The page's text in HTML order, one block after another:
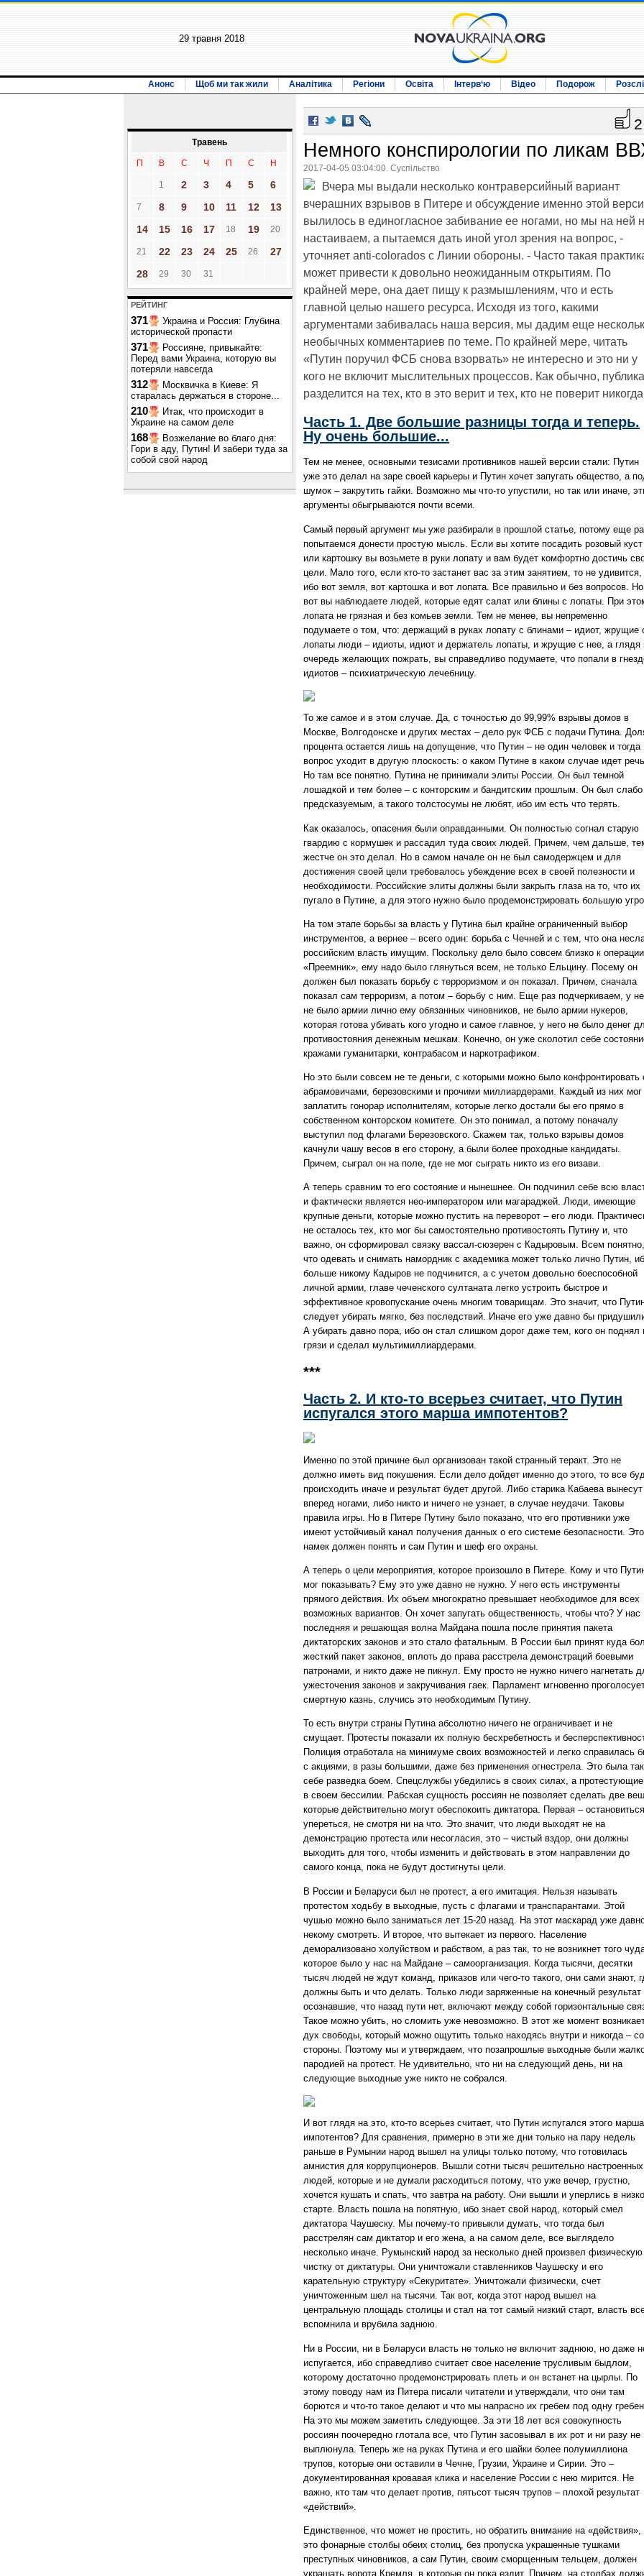
29 травня 2018
Анонс Щоб ми так жили Аналітика Регіони Освіта Інтерв‘ю Відео Подорож
Травень
П В С Ч П С Н
1 2 3 4 5 6
7 8 9 10 11 12
13
14
15 16 17 18 19 20
21 22 23 24 25 26
27
28
29 30 31
РЕЙТИНГ
371
Украина и Россия: Глубина
исторической пропасти
371
Россияне, привыкайте:
Перед вами Украина, которую вы
потеряли навсегда
312
Москвичка в Киеве: Я
старалась держаться в стороне...
210
Итак, что происходит в
Украине на самом деле
168
Возжелание во благо дня:
Гори в аду, Путин! И забери туда за
собой свой народ
2
Немного конспирологии по ликам
2017-04-05 03:04:00. Суспільство
Вчера мы выдали несколько контраверсийный вариант
вчерашних взрывов в Питере и обсуждение именно этой
вылилось в единогласное забивание ее ногами, но мы на ней
настаиваем, а пытаемся дать иной угол зрения на вопрос, -
уточняет anti-colorados с Линии обороны. - Часто такая
может привести к довольно неожиданным открытиям. По
крайней мере, она дает пищу к размышлениям, что и есть
главной целью нашего ресурса. Исходя из того, какими
аргументами забивалась наша версия, мы дадим еще
необычных комментариев по теме. По крайней мере, читать
«Путин поручил ФСБ снова взорвать» не интересно и это ни у
кого не включит мыслительных процессов. Как обычно, публика
разделится на тех, кто в это верит и тех, кто не поверит
Часть 1. Две большие разницы тогда и теперь.
Ну очень большие...
Тем не менее, основными тезисами противников нашей версии стали: Путин
уже это делал на заре своей карьеры и Путин хочет запугать общество, а
шумок – закрутить гайки. Возможно мы что-то упустили, но так или иначе,
аргументы обыгрываются почти всеми.
Самый первый аргумент мы уже разбирали в прошлой статье, потому еще
попытаемся донести простую мысль. Если вы хотите посадить розовый куст
или картошку вы возьмете в руки лопату и вам будет комфортно достичь
цели. Мало того, если кто-то застанет вас за этим занятием, то не удивится,
ибо вот земля, вот картошка и вот лопата. Все правильно и без вопросов. Но
вот вы наблюдаете людей, которые едят салат или блины с лопаты. При
лопата не грязная и без комьев земли. Тем не менее, вы непременно
подумаете о том, что: держащий в руках лопату с блинами – идиот, жрущие
лопаты люди – идиоты, идиот и держатель лопаты, и жрущие с нее, а глядя
очередь желающих пожрать, вы справедливо подумаете, что попали в
идиотов – психиатрическую лечебницу.
То же самое и в этом случае. Да, с точностью до 99,99% взрывы домов в
Москве, Волгодонске и других местах – дело рук ФСБ с подачи Путина.
процента остается лишь на допущение, что Путин – не один человек и тогда
вопрос уходит в другую плоскость: о каком Путине в каком случае идет
Но там все понятно. Путина не принимали элиты России. Он был темной
лошадкой и тем более – с конторским и бандитским прошлым. Он был слабо
предсказуемым, а такого толстосумы не любят, ибо им есть что терять.
Как оказалось, опасения были оправданными. Он полностью согнал старую
гвардию с кормушек и рассадил туда своих людей. Причем, чем дальше,
жестче он это делал. Но в самом начале он не был самодержцем и для
достижения своей цели требовалось убеждение всех в своей полезности и
необходимости. Российские элиты должны были закрыть глаза на то, что их
пугало в Путине, а для этого нужно было продемонстрировать большую
На том этапе борьбы за власть у Путина был крайне ограниченный выбор
инструментов, а вернее – всего один: борьба с Чечней и с тем, что она
российским власть имущим. Поскольку дело было совсем близко к операции
«Преемник», ему надо было глянуться всем, не только Ельцину. Посему он
должен был показать борьбу с терроризмом и он показал. Причем, сначала
показал сам терроризм, а потом – борьбу с ним. Еще раз подчеркиваем, у
не было армии лично ему обязанных чиновников, не было армии нукеров,
которая готова убивать кого угодно и самое главное, у него не было денег
противостояния денежным мешкам. Конечно, он уже сколотил себе
кражами гуманитарки, контрабасом и наркотрафиком.
Но это были совсем не те деньги, с которыми можно было конфронтировать
абрамовичами, березовскими и прочими миллиардерами. Каждый из них мог
заплатить гонорар исполнителям, которые легко достали бы его прямо в
собственном конторском комитете. Он это понимал, а потому поначалу
выступил под флагами Березовского. Скажем так, только взрывы домов
качнули чашу весов в его сторону, а были более проходные кандидаты.
Причем, сыграл он на поле, где не мог сыграть никто из его визави.
А теперь сравним то его состояние и нынешнее. Он подчинил себе всю
и фактически является нео-императором или магараджей. Люди, имеющие
крупные деньги, которые можно пустить на переворот – его люди.
не осталось тех, кто мог бы самостоятельно противостоять Путину и, что
важно, он сформировал связку вассал-сюзерен с Кадыровым. Всем понятно,
что одевать и снимать намордник с академика может только лично Путин,
больше никому Кадыров не подчинится, а с учетом довольно боеспособной
личной армии, главе чеченского султаната легко устроить быстрое и
эффективное кровопускание очень многим товарищам. Это значит, что
следует убирать мягко, без последствий. Иначе его уже давно бы
А убирать давно пора, ибо он стал слишком дорог даже тем, кого он поднял
грязи и сделал мультимиллиардерами.
***
Часть 2. И кто-то всерьез считает, что Путин
испугался этого марша импотентов?
Именно по этой причине был организован такой странный теракт. Это не
должно иметь вид покушения. Если дело дойдет именно до этого, то все
происходить иначе и результат будет другой. Либо старика Кабаева вынесут
вперед ногами, либо никто и ничего не узнает, в случае неудачи. Таковы
правила игры. Но в Питере Путину было показано, что его противники уже
имеют устойчивый канал получения данных о его системе безопасности.
намек должен понять и сам Путин и шеф его охраны.
А теперь о цели мероприятия, которое произошло в Питере. Кому и что
мог показывать? Ему это уже давно не нужно. У него есть инструменты
прямого действия. Их объем многократно превышает необходимое для всех
возможных вариантов. Он хочет запугать общественность, чтобы что? У нас
последняя и решающая волна Майдана пошла после принятия пакета
диктаторских законов и это стало фатальным. В России был принят куда
жесткий пакет законов, вплоть до права расстрела демонстраций боевыми
патронами, и никто даже не пикнул. Ему просто не нужно ничего нагнетать
ужесточения законов и закручивания гаек. Парламент мгновенно
смертную казнь, случись это необходимым Путину.
То есть внутри страны Путина абсолютно ничего не ограничивает и не
смущает. Протесты показали их полную бесхребетность и
Полиция отработала на минимуме своих возможностей и легко справилась
с акциями, в разы большими, даже без применения огнестрела. Это была
себе разведка боем. Спецслужбы убедились в своих силах, а
в своем бессилии. Рабская сущность россиян не позволяет сделать две
которые действительно могут обеспокоить диктатора. Первая –
упереться, не смотря ни на что. Это значит, что люди выходят не на
демонстрацию протеста или несогласия, это – чистый вздор, они должны
выходить для того, чтобы изменить и действовать в этом направлении до
самого конца, пока не будут достигнуты цели.
В России и Беларуси был не протест, а его имитация. Нельзя называть
протестом ходьбу в выходные, пусть с флагами и транспарантами. Этой
чушью можно было заниматься лет 15-20 назад. На этот маскарад уже
некому смотреть. И второе, что вытекает из первого. Население
деморализовано холуйством и рабством, а раз так, то не возникнет того
которое было у нас на Майдане – самоорганизация. Когда тысячи, десятки
тысяч людей не ждут команд, приказов или чего-то такого, они сами знают,
должны быть и что делать. Только люди заряженные на конечный результат
осознавшие, что назад пути нет, включают между собой горизонтальные
Такое можно убить, но сломить уже невозможно. В этот же момент
дух свободы, который можно ощутить только находясь внутри и никогда – со
стороны. Поэтому мы и утверждаем, что позапрошлые выходные были
пародией на протест. Не удивительно, что ни на следующий день, ни на
следующие выходные уже никто не собрался.
И вот глядя на это, кто-то всерьез считает, что Путин испугался этого марша
импотентов? Для сравнения, примерно в эти же дни только на пару недель
раньше в Румынии народ вышел на улицы только потому, что готовилась
амнистия для коррупционеров. Вышли сотни тысяч решительно настроенных
людей, которые и не думали расходиться потому, что уже вечер, грустно,
хочется кушать и спать, что завтра на работу. Они вышли и уперлись в
старте. Власть пошла на попятную, ибо знает свой народ, который смел
диктатора Чаушеску. Мы почему-то привыкли думать, что тогда был
расстрелян сам диктатор и его жена, а на самом деле, все выглядело
несколько иначе. Румынский народ за несколько дней произвел физическую
чистку от диктатуры. Они уничтожали ставленников Чаушеску и его
карательную структуру «Секуритате». Уничтожали физически, счет
уничтоженным шел на тысячи. Так вот, когда этот народ вышел на
центральную площадь столицы и стал на тот самый низкий старт, власть
вспомнила и врубила заднюю.
Ни в России, ни в Беларуси власть не только не включит заднюю, но даже
испугается, ибо справедливо считает свое население трусливым быдлом,
которому достаточно продемонстрировать плеть и он встанет на цырлы. По
этому поводу нам из Питера писали читатели и утверждали, что они там
борются и что-то такое делают и что мы напрасно их гребем под одну
На это мы можем заметить следующее. За эти 18 лет вся совокупность
россиян поочередно глотала все, что Путин засовывал в их рот и ни разу не
выплюнула. Теперь же на руках Путина и его шайки более полумиллиона
трупов, которые они оставили в Чечне, Грузии, Украине и Сирии. Это –
документированная кровавая клика и население России с нею мирится. Не
важно, кто там что делает против, пятьсот тысяч трупов – плохой результат
«действий».
Единственное, что может не простить, но обратить внимание на «действия»,
это фонарные столбы обеих столиц, без пропуска украшенные тушками
преступных чиновников, а сам Путин, своим сморщенным тельцем, должен
украшать ворота Кремля, в которые он пока ездит. Причем, на столбах